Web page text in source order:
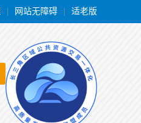
网站无障碍 适老版